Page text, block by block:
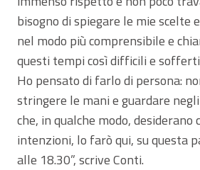
bisogno di spiegare le mie scelte
nel modo più comprensibile e
questi tempi così difficili e
Ho pensato di farlo di persona:
stringere le mani e guardare
che, in qualche modo, desiderano
intenzioni, lo farò qui, su questa
alle 18.30”, scrive Conti.